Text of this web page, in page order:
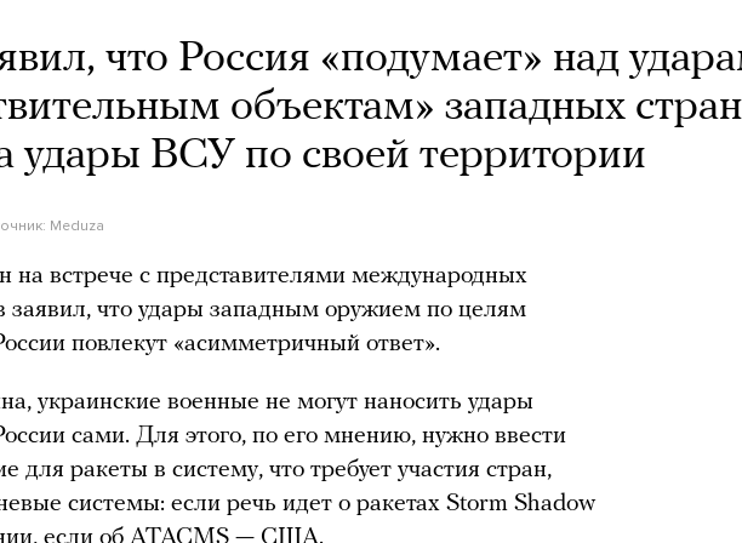
что Россия «подумает» над
объектам» западных стран
удары ВСУ по своей территории
Meduza
на встрече с представителями международных
заявил, что удары западным оружием по целям
повлекут «асимметричный ответ».
украинские военные не могут наносить удары
сами. Для этого, по его мнению, нужно ввести
для ракеты в систему, что требует участия стран,
системы: если речь идет о ракетах Storm Shadow
если об ATACMS — США.